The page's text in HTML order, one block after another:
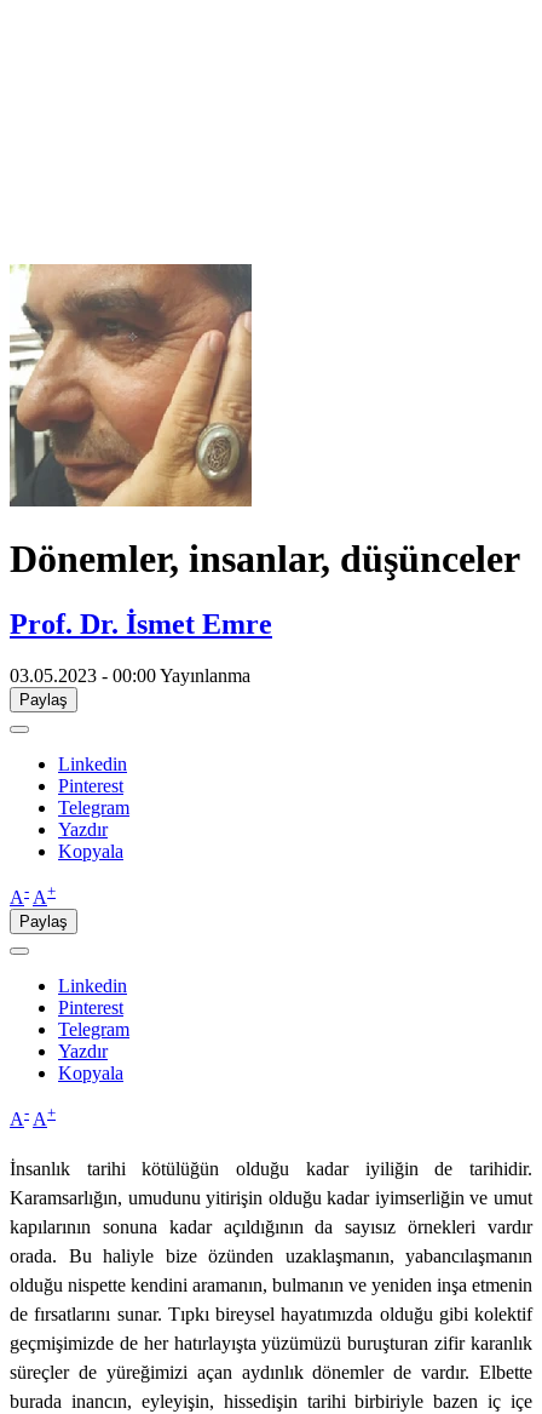
​Dönemler, insanlar, düşünceler
Prof. Dr. İsmet Emre
03.05.2023 - 00:00Yayınlanma
Paylaş
Linkedin
Pinterest
Telegram
Yazdır
Kopyala
A- A+
Paylaş
Linkedin
Pinterest
Telegram
Yazdır
Kopyala
A- A+
İnsanlık tarihi kötülüğün olduğu kadar iyiliğin de tarihidir.
Karamsarlığın, umudunu yitirişin olduğu kadar iyimserliğin ve umut
kapılarının sonuna kadar açıldığının da sayısız örnekleri vardır
orada. Bu haliyle bize özünden uzaklaşmanın, yabancılaşmanın
olduğu nispette kendini aramanın, bulmanın ve yeniden inşa etmenin
de fırsatlarını sunar. Tıpkı bireysel hayatımızda olduğu gibi kolektif
geçmişimizde de her hatırlayışta yüzümüzü buruşturan zifir karanlık
süreçler de yüreğimizi açan aydınlık dönemler de vardır. Elbette
burada inancın, eyleyişin, hissedişin tarihi birbiriyle bazen iç içe